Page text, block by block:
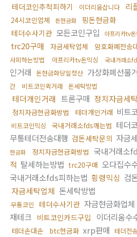
테더코인추척피하기 이더리움삽니다 리
24시코인업체 돈현금화
핑돈현금화
테더수사기관 모든코인구입 아프리카tv
trc20구매
자금세탁업체 암호화폐전송
사피하는방법
아프리카tv돈믹싱 국내거래소
인거래 돈현금화당일정산 가상화폐선물
간
비트코인퀵거래 돈세탁방법
테더개인거래 트론구매 정치자금세
정치자금현금화방법 테더개인거래 비트
비트코인믹싱 국내거래소fds깨는법 테더
무통테더전송대행 검돈세탁문의 자금
현금화
정치자금현금화방법 국내거래소
적 탈세하는방법 trc20구매 오다집수
국내거래소fds피하는법 횡령믹싱 검
자금세탁업체 돈세탁방법
무통코인 테더수사기관 자금현금화업체
재테크 비트코인카드구입 이더리움수
테더손대손
btc현금화 xrp판매 테더전